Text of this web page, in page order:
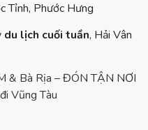
Tỉnh, Phước Hưng
du lịch cuối tuần, Hải Vân
& Bà Rịa – ĐÓN TẬN NƠI
Vũng Tàu